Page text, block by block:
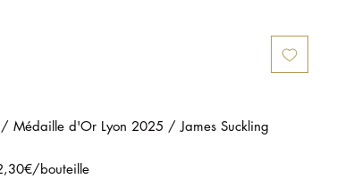
Médaille d'Or Lyon 2025 / James Suckling
bouteille